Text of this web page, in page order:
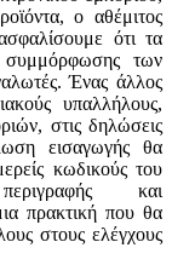
ο αθέμιτος
ότι τα
των
Ένας άλλος
υπαλλήλους,
στις δηλώσεις
εισαγωγής θα
κωδικούς του
και
πρακτική που θα
στους ελέγχους